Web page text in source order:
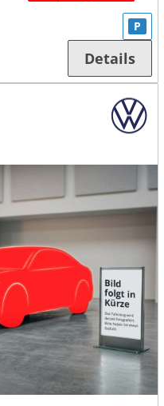
P
Details